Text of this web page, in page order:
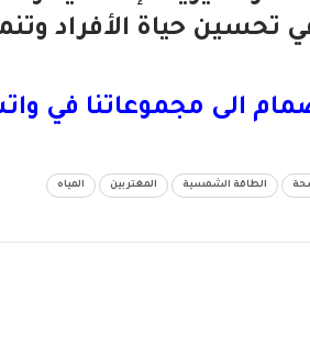
في تحسين حياة الأفراد
الى مجموعاتنا في
الطاقة الشمسية المغتربين المياه